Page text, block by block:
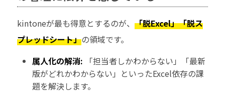
kintoneが最も得意とするのが、 「脱Excel」「脱ス
プレッドシート」の領域です。
属人化の解消: 「担当者しかわからない」「最新
版がどれかわからない」といったExcel依存の課
題を解決します。